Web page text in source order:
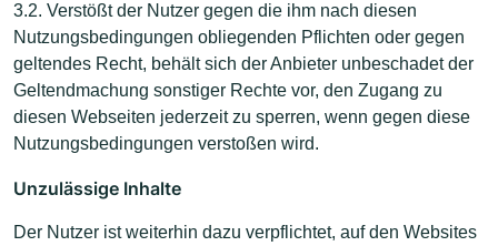
3.2. Verstößt der Nutzer gegen die ihm nach diesen
Nutzungsbedingungen obliegenden Pflichten oder gegen
geltendes Recht, behält sich der Anbieter unbeschadet der
Geltendmachung sonstiger Rechte vor, den Zugang zu
diesen Webseiten jederzeit zu sperren, wenn gegen diese
Nutzungsbedingungen verstoßen wird.
Unzulässige Inhalte
Der Nutzer ist weiterhin dazu verpflichtet, auf den Websites